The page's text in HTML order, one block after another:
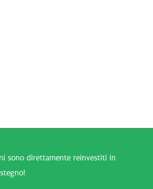
sono direttamente reinvestiti in